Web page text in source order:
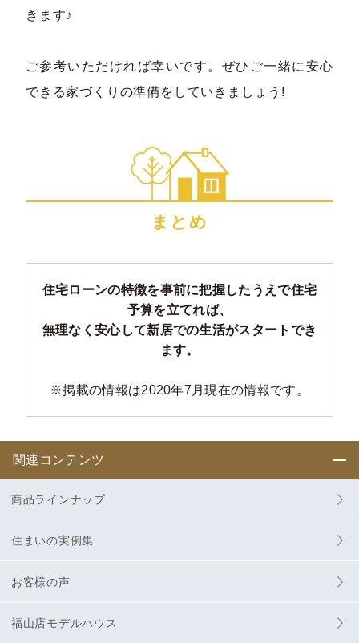
きます♪
ご参考いただければ幸いです。ぜひご一緒に安心
できる家づくりの準備をしていきましょう!
まとめ
住宅ローンの特徴を事前に把握したうえで住宅
予算を立てれば、
無理なく安心して新居での生活がスタートでき
ます。
※掲載の情報は2020年7月現在の情報です。
関連コンテンツ
商品ラインナップ
住まいの実例集
お客様の声
福山店モデルハウス